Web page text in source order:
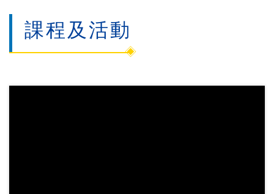
課程及活動